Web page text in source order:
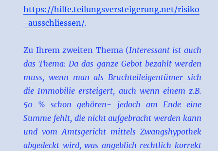
https://hilfe.teilungsversteigerung.net/risiko
-ausschliessen/.
Zu Ihrem zweiten Thema (Interessant ist auch
das Thema: Da das ganze Gebot bezahlt werden
muss, wenn man als Bruchteileigentümer sich
die Immobilie ersteigert, auch wenn einem z.B.
50 % schon gehören- jedoch am Ende eine
Summe fehlt, die nicht aufgebracht werden kann
und vom Amtsgericht mittels Zwangshypothek
abgedeckt wird, was angeblich rechtlich korrekt